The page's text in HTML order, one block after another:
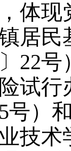
体
居
〕 22号
试
5号）
技